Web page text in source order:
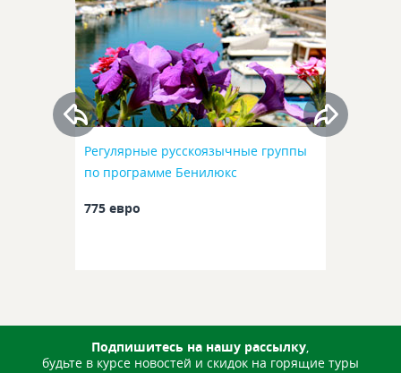
Регулярные русскоязычные группы
по программе Бенилюкс
775 евро
Подпишитесь на нашу рассылку,
будьте в курсе новостей и скидок на горящие туры